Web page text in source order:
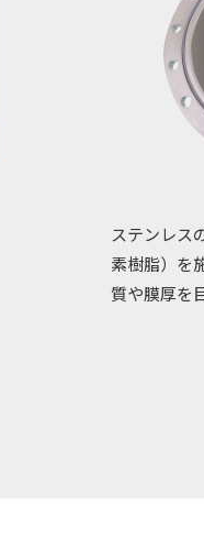
ステンレス
素樹脂）を
質や膜厚を